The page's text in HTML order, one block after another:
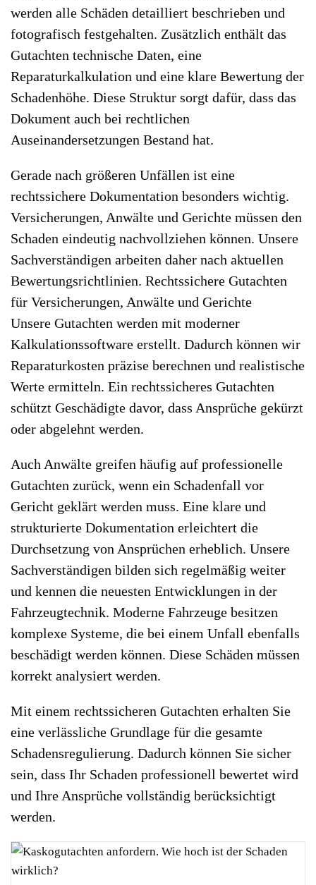
werden alle Schäden detailliert beschrieben und
fotografisch festgehalten. Zusätzlich enthält das
Gutachten technische Daten, eine
Reparaturkalkulation und eine klare Bewertung der
Schadenhöhe. Diese Struktur sorgt dafür, dass das
Dokument auch bei rechtlichen
Auseinandersetzungen Bestand hat.
Gerade nach größeren Unfällen ist eine
rechtssichere Dokumentation besonders wichtig.
Versicherungen, Anwälte und Gerichte müssen den
Schaden eindeutig nachvollziehen können. Unsere
Sachverständigen arbeiten daher nach aktuellen
Bewertungsrichtlinien. Rechtssichere Gutachten
für Versicherungen, Anwälte und Gerichte
Unsere Gutachten werden mit moderner
Kalkulationssoftware erstellt. Dadurch können wir
Reparaturkosten präzise berechnen und realistische
Werte ermitteln. Ein rechtssicheres Gutachten
schützt Geschädigte davor, dass Ansprüche gekürzt
oder abgelehnt werden.
Auch Anwälte greifen häufig auf professionelle
Gutachten zurück, wenn ein Schadenfall vor
Gericht geklärt werden muss. Eine klare und
strukturierte Dokumentation erleichtert die
Durchsetzung von Ansprüchen erheblich. Unsere
Sachverständigen bilden sich regelmäßig weiter
und kennen die neuesten Entwicklungen in der
Fahrzeugtechnik. Moderne Fahrzeuge besitzen
komplexe Systeme, die bei einem Unfall ebenfalls
beschädigt werden können. Diese Schäden müssen
korrekt analysiert werden.
Mit einem rechtssicheren Gutachten erhalten Sie
eine verlässliche Grundlage für die gesamte
Schadensregulierung. Dadurch können Sie sicher
sein, dass Ihr Schaden professionell bewertet wird
und Ihre Ansprüche vollständig berücksichtigt
werden.